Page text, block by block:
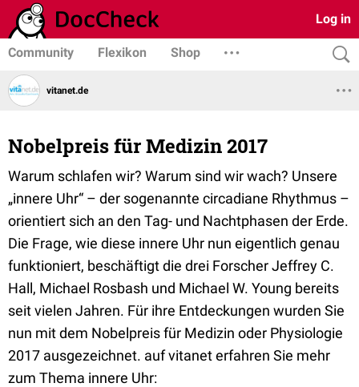
Log in
Community Flexikon Shop
vitanet.de
Nobelpreis für Medizin 2017
Warum schlafen wir? Warum sind wir wach? Unsere
„innere Uhr“ – der sogenannte circadiane Rhythmus –
orientiert sich an den Tag- und Nachtphasen der Erde.
Die Frage, wie diese innere Uhr nun eigentlich genau
funktioniert, beschäftigt die drei Forscher Jeffrey C.
Hall, Michael Rosbash und Michael W. Young bereits
seit vielen Jahren. Für ihre Entdeckungen wurden Sie
nun mit dem Nobelpreis für Medizin oder Physiologie
2017 ausgezeichnet. auf vitanet erfahren Sie mehr
zum Thema innere Uhr: